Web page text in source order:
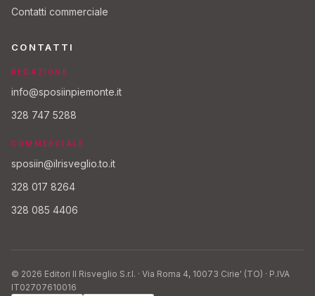
Contatti commerciale
CONTATTI
REDAZIONE
info@sposiinpiemonte.it
328 747 5288
COMMERCIALE
sposiin@ilrisveglio.to.it
328 017 8264
328 085 4406
© 2026 Editori Il Risveglio S.r.l. · Via Roma 4, 10073 Cirie' (TO) · P.IVA
IT02707610016